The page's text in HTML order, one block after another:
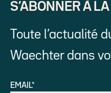
S’ABONNER À
Toute l’actualité
Waechter dans
EMAIL*